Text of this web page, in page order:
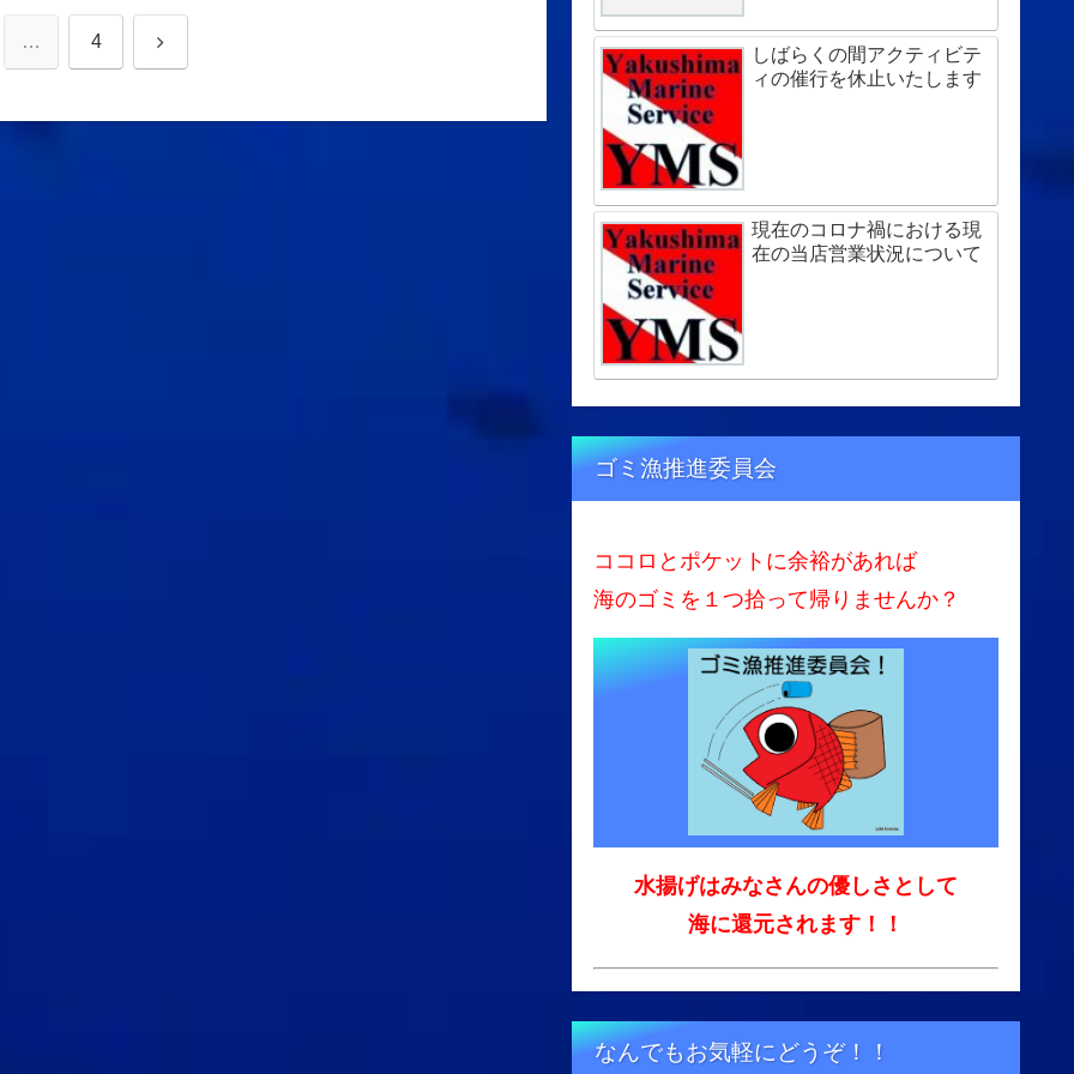
… 4 次
しばらくの間アクティビテ
ィの催行を休止いたします
現在のコロナ禍における現
在の当店営業状況について
ゴミ漁推進委員会
ココロとポケットに余裕があれば
海のゴミを１つ拾って帰りませんか？
水揚げはみなさんの優しさとして
海に還元されます！！
なんでもお気軽にどうぞ！！